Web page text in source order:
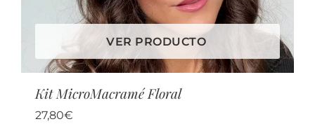
VER PRODUCTO
Kit MicroMacramé Floral
27,80€